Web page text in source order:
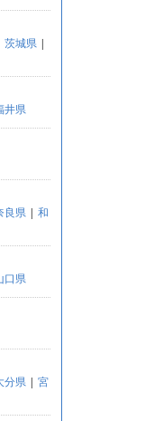
茨城県 |
井県
良県 | 和
口県
分県 | 宮